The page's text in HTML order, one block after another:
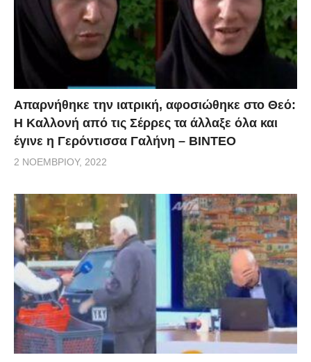
Απαρνήθηκε την ιατρική, αφοσιώθηκε στο Θεό:
Η Καλλονή από τις Σέρρες τα άλλαξε όλα και
έγινε η Γερόντισσα Γαλήνη – ΒΙΝΤΕΟ
2 ΝΟΕΜΒΡΊΟΥ, 2022